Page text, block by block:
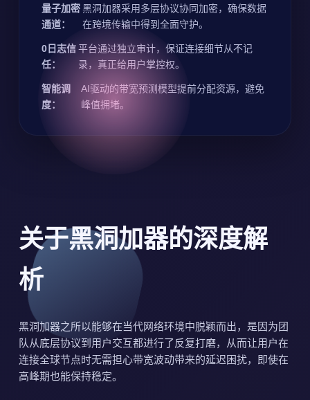
量子加密
通道：
黑洞加器采用多层协议协同加密，确保数据
在跨境传输中得到全面守护。
0日志信
任：
平台通过独立审计，保证连接细节从不记
录，真正给用户掌控权。
智能调
度：
AI驱动的带宽预测模型提前分配资源，避免
峰值拥堵。
关于黑洞加器的深度解
析
黑洞加器之所以能够在当代网络环境中脱颖而出，是因为团
队从底层协议到用户交互都进行了反复打磨，从而让用户在
连接全球节点时无需担心带宽波动带来的延迟困扰，即使在
高峰期也能保持稳定。